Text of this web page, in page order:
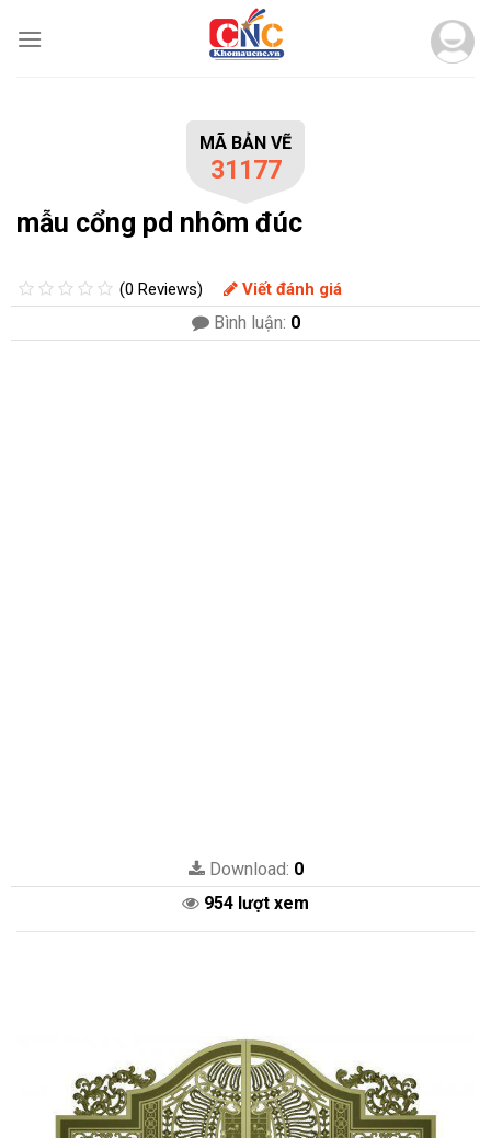
MÃ BẢN VẼ
31177
mẫu cổng pd nhôm đúc
(0 Reviews) Viết đánh giá
Bình luận: 0
Download: 0
954 lượt xem